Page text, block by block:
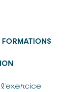
FORMATIONS